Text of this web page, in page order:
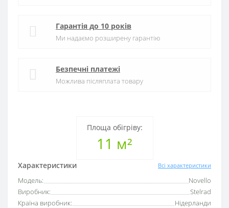
Площа обігріву:
11 м²
Характеристики Всі характеристики
Модель:
Novello
Виробник:
Stelrad
Країна виробник:
Нідерланди
Гарантія до 10 років
Ми надаємо розширену гарантію
Безпечні платежі
Можлива післяплата товару